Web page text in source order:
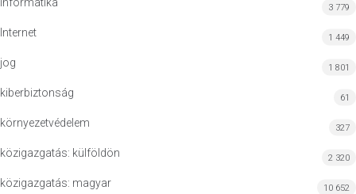
3 779
Internet 1 449
jog 1 801
kiberbiztonság 61
környezetvédelem 327
közigazgatás: külföldön 2 320
közigazgatás: magyar 10 652